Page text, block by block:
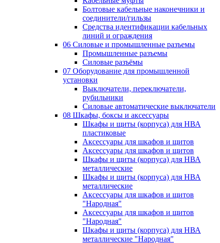
Болтовые кабельные наконечники и
соединители/гильзы
Средства идентификации кабельных
линий и ограждения
06 Силовые и промышленные разъемы
Промышленные разъемы
Силовые разъёмы
07 Оборудование для промышленной
установки
Выключатели, переключатели,
рубильники
Силовые автоматические выключатели
08 Шкафы, боксы и аксессуары
Шкафы и щиты (корпуса) для НВА
пластиковые
Аксессуары для шкафов и щитов
Аксессуары для шкафов и щитов
Шкафы и щиты (корпуса) для НВА
металлические
Шкафы и щиты (корпуса) для НВА
металлические
Аксессуары для шкафов и щитов
"Народная"
Аксессуары для шкафов и щитов
"Народная"
Шкафы и щиты (корпуса) для НВА
металлические "Народная"